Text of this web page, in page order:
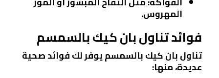
المهروس.
فوائد تناول بان كيك بالسمسم
تناول بان كيك بالسمسم يوفر لك فوائد صحية
عديدة، منها: